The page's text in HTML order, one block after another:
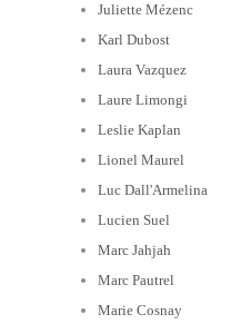
Juliette Mézenc
Karl Dubost
Laura Vazquez
Laure Limongi
Leslie Kaplan
Lionel Maurel
Luc Dall'Armelina
Lucien Suel
Marc Jahjah
Marc Pautrel
Marie Cosnay